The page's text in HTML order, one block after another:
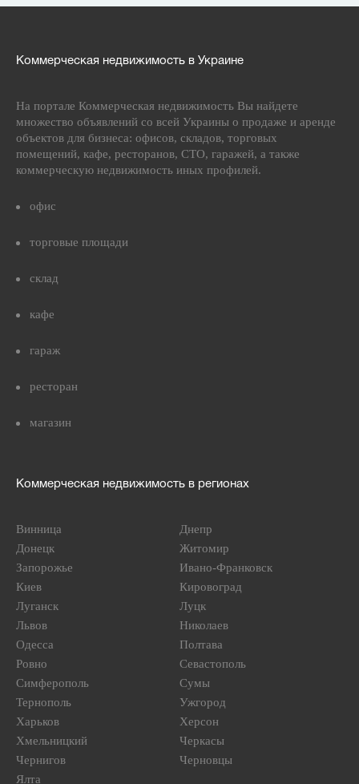
Коммерческая недвижимость в Украине
На портале Коммерческая недвижимость Вы найдете
множество объявлений со всей Украины о продаже и аренде
объектов для бизнеса: офисов, складов, торговых
помещений, кафе, ресторанов, СТО, гаражей, а также
коммерческую недвижимость иных профилей.
офис
торговые площади
склад
кафе
гараж
ресторан
магазин
Коммерческая недвижимость в регионах
Винница
Днепр
Донецк
Житомир
Запорожье
Ивано-Франковск
Киев
Кировоград
Луганск
Луцк
Львов
Николаев
Одесса
Полтава
Ровно
Севастополь
Симферополь
Сумы
Тернополь
Ужгород
Харьков
Херсон
Хмельницкий
Черкасы
Чернигов
Черновцы
Ялта